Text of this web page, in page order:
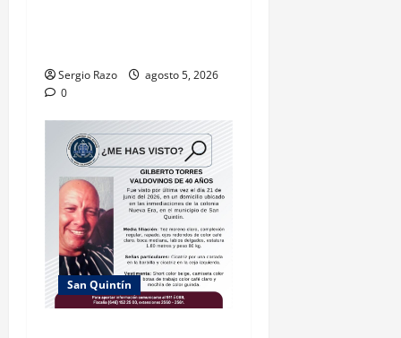
Sergio Razo
agosto 5, 2026
0
San Quintín